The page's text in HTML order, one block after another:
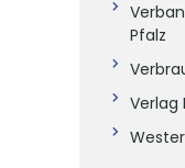
Pfalz
Verlag